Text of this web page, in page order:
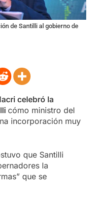
de Santilli al gobierno de
celebró la
cómo ministro del
incorporación muy
que Santilli
la
que se